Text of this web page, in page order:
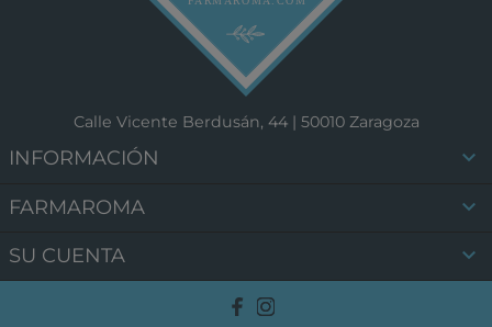
Calle Vicente Berdusán, 44 | 50010 Zaragoza
INFORMACIÓN 
FARMAROMA 
SU CUENTA 